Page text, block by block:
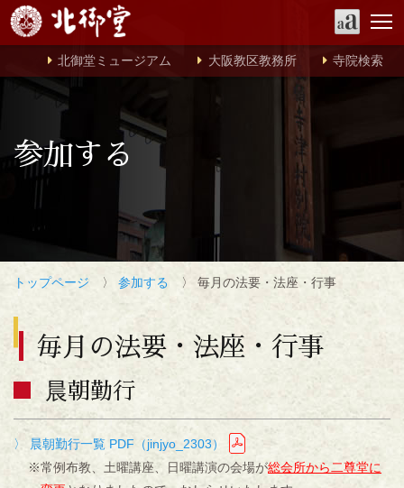
北御堂ミュージアム 大阪教区教務所 寺院検索
参加する
トップページ 〉 参加する 〉 毎月の法要・法座・行事
毎月の法要・法座・行事
晨朝勤行
〉 晨朝勤行一覧 PDF（jinjyo_2303）
※常例布教、土曜講座、日曜講演の会場が総会所から二尊堂に